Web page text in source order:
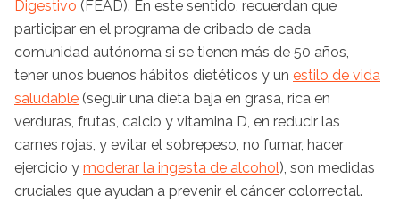
Digestivo (FEAD). En este sentido, recuerdan que
participar en el programa de cribado de cada
comunidad autónoma si se tienen más de 50 años,
tener unos buenos hábitos dietéticos y un estilo de vida
saludable (seguir una dieta baja en grasa, rica en
verduras, frutas, calcio y vitamina D, en reducir las
carnes rojas, y evitar el sobrepeso, no fumar, hacer
ejercicio y moderar la ingesta de alcohol), son medidas
cruciales que ayudan a prevenir el cáncer colorrectal.